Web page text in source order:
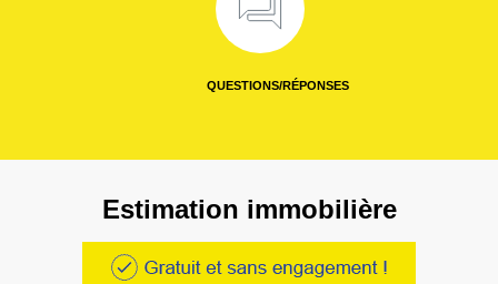
QUESTIONS/RÉPONSES
Estimation immobilière